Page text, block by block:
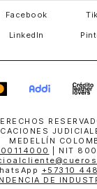
Facebook
LinkedIn
MEDELLÍN
| NIT
+57310
DE